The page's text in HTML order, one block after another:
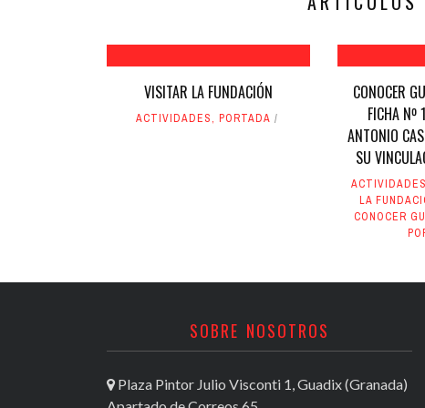
VISITAR LA FUNDACIÓN
ACTIVIDADES, PORTADA
CONOCER
FICHA Nº
ANTONIO
SU
ACTIVIDADES
LA
CONOCER
SOBRE NOSOTROS
Plaza Pintor Julio Visconti 1, Guadix (Granada)